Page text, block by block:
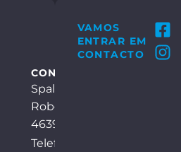
CONTACTE-NOS
Spaleck GmbH & Co. KG
Robert-Bosch-Str. 15
46397 Bocholt
Telefone:
VAMOS
ENTRAR EM
CONTACTO